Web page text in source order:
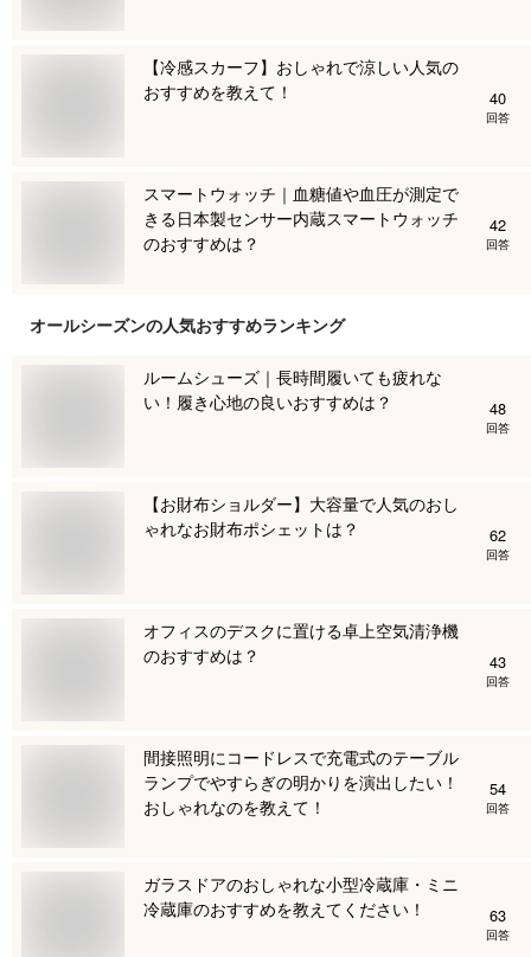
【冷感スカーフ】おしゃれで涼しい人気の
おすすめを教えて！
40
回答
スマートウォッチ｜血糖値や血圧が測定で
きる日本製センサー内蔵スマートウォッチ
のおすすめは？
42
回答
オールシーズンの人気おすすめランキング
ルームシューズ｜長時間履いても疲れな
い！履き心地の良いおすすめは？
48
回答
【お財布ショルダー】大容量で人気のおし
ゃれなお財布ポシェットは？
62
回答
オフィスのデスクに置ける卓上空気清浄機
のおすすめは？
43
回答
間接照明にコードレスで充電式のテーブル
ランプでやすらぎの明かりを演出したい！
おしゃれなのを教えて！
54
回答
ガラスドアのおしゃれな小型冷蔵庫・ミニ
冷蔵庫のおすすめを教えてください！
63
回答